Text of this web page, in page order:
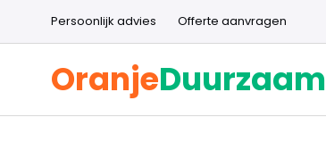
Persoonlijk advies Offerte aanvragen
OranjeDuurzaam